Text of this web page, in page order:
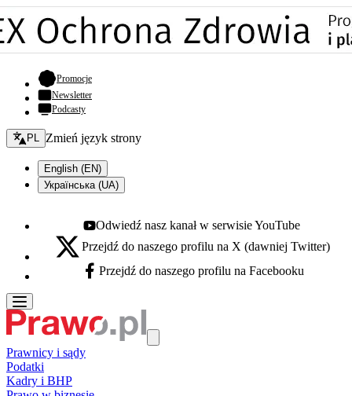
Promocje- otwiera się w nowej karcie
Newsletter
Podcasty
Zmień język - bieżący:
PL Zmień język strony
English (EN)
Українська (UA)
Youtube - otwiera się w nowej karcie
Odwiedź nasz kanał w serwisie YouTube
X - otwiera się w nowej karcie
Przejdź do naszego profilu na X (dawniej Twitter)
Facebook - otwiera się w nowej karcie
Przejdź do naszego profilu na Facebooku
Prawnicy i sądy
Podatki
Kadry i BHP